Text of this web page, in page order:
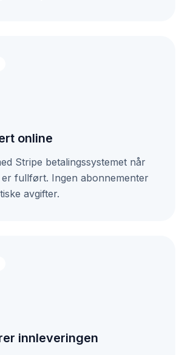
online
Stripe betalingssystemet når
er fullført. Ingen abonnementer
avgifter.
innleveringen